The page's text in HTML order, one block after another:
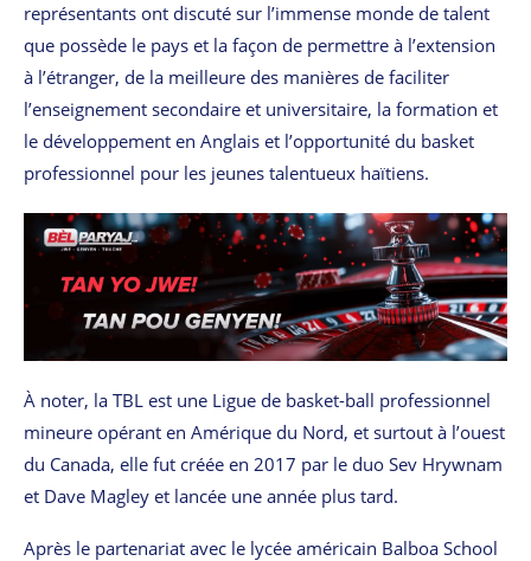
représentants ont discuté sur l’immense monde de talent
que possède le pays et la façon de permettre à l’extension
à l’étranger, de la meilleure des manières de faciliter
l’enseignement secondaire et universitaire, la formation et
le développement en Anglais et l’opportunité du basket
professionnel pour les jeunes talentueux haïtiens.
À noter, la TBL est une Ligue de basket-ball professionnel
mineure opérant en Amérique du Nord, et surtout à l’ouest
du Canada, elle fut créée en 2017 par le duo Sev Hrywnam
et Dave Magley et lancée une année plus tard.
Après le partenariat avec le lycée américain Balboa School